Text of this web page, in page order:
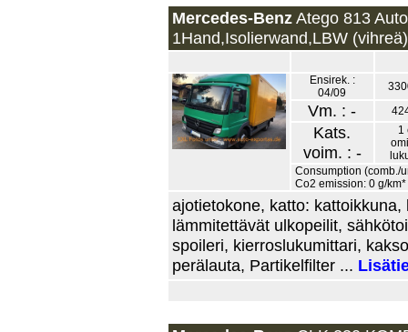
Mercedes-BenzAtego 813
1Hand,Isolierwand,LBW (vihreä)
Ensirek. :
04/09
Vm. : -
Kats.
voim. : -
1
Consumption (comb./
Co2 emission: 0 g/km*
ajotietokone, katto:
lämmitettävät ulkopeilit,
spoileri, kierroslukumittari,
perälauta, Partikelfilter ...